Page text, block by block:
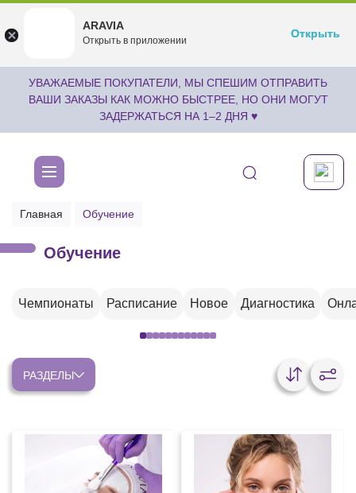
undefined
Бесплатноru.aravia.new
Открыть
УВАЖАЕМЫЕ ПОКУПАТЕЛИ, МЫ СПЕШИМ ОТПРАВИТЬ
ВАШИ ЗАКАЗЫ КАК МОЖНО БЫСТРЕЕ, НО ОНИ МОГУТ
ЗАДЕРЖАТЬСЯ НА 1–2 ДНЯ ♥
Главная Обучение
Обучение
Чемпионаты Расписание Новое Диагностика
РАЗДЕЛЫ
ARAVIA
Открыть в приложении
Открыть